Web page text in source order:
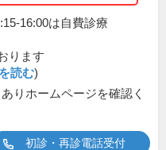
16:00は自費診療
ります
読む)
りホームページを確認く
初診・再診電話受付